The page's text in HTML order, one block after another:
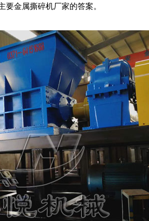
要金属撕碎机厂家的答案。